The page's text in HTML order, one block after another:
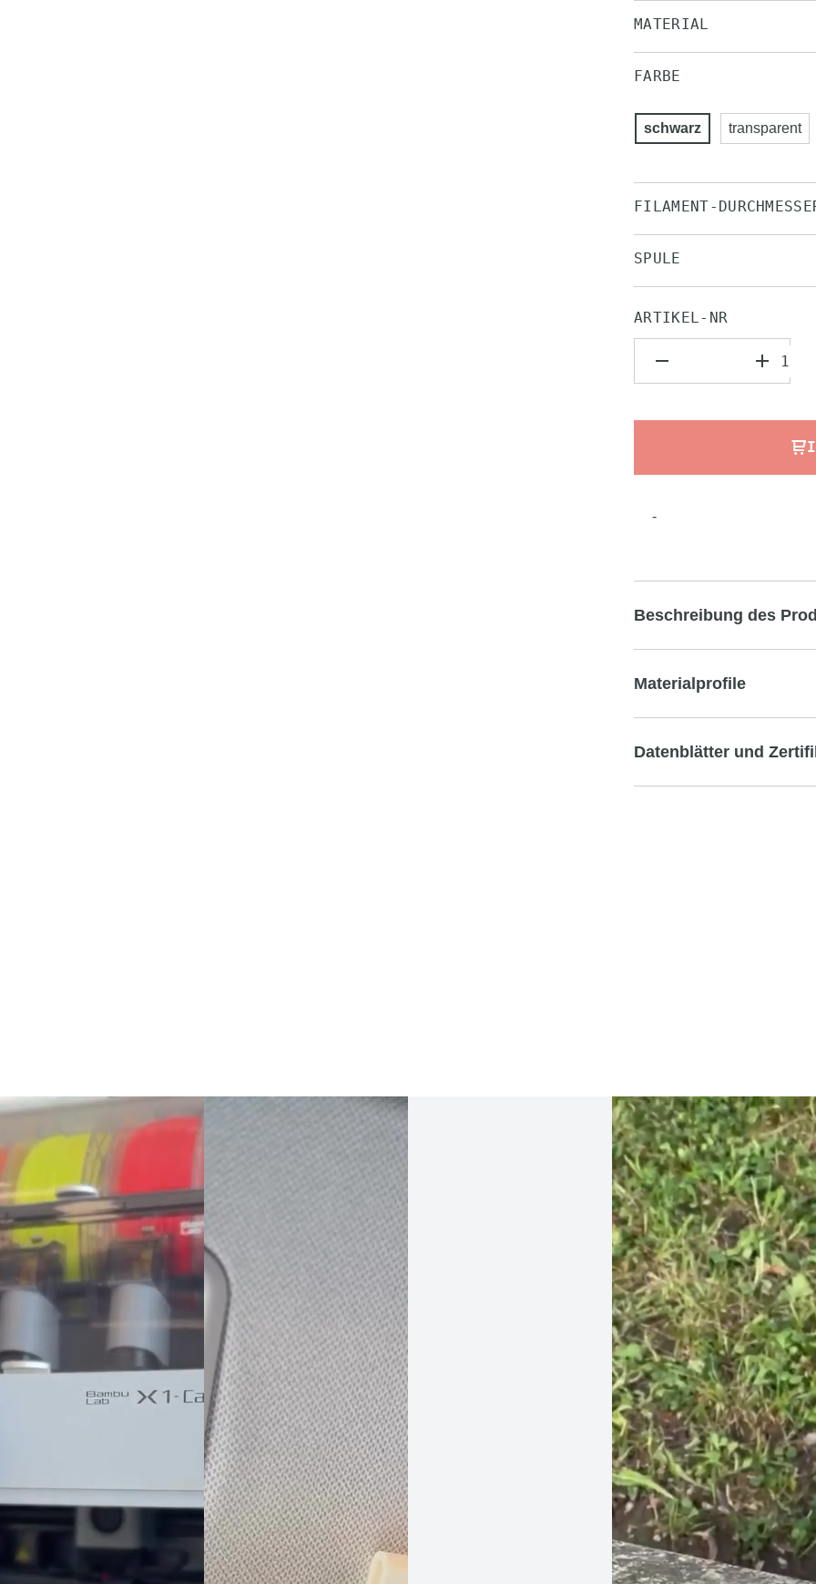
MATERIAL
FARBE
schwarz transparent
FILAMENT-
SPULE
ARTIKEL-NR
-
Beschreibung des
Materialprofile
Datenblätter und